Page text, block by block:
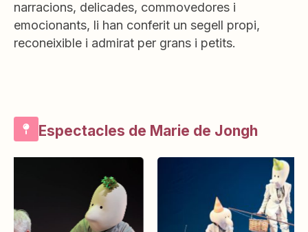
narracions, delicades, commovedores i
emocionants, li han conferit un segell propi,
reconeixible i admirat per grans i petits.
Espectacles de Marie de Jongh